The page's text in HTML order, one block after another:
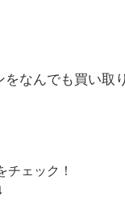
なんでも買い取
チェック！